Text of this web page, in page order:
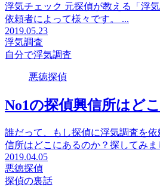
浮気チェック 元探偵が教える「浮
依頼者によって様々です。 ...
2019.05.23
浮気調査
自分で浮気調査
悪徳探偵
No1の探偵興信所はど
誰だって、もし探偵に浮気調査を
信所はどこにあるのか？探してみ
2019.04.05
悪徳探偵
探偵の裏話